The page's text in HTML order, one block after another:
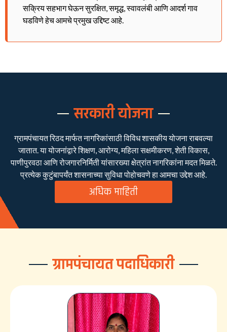
सक्रिय सहभाग घेऊन सुरक्षित, समृद्ध, स्वावलंबी आणि आदर्श गाव
घडविणे हेच आमचे प्रमुख उद्दिष्ट आहे.
सरकारी योजना
ग्रामपंचायत रिठद मार्फत नागरिकांसाठी विविध शासकीय योजना राबवल्या
जातात. या योजनांद्वारे शिक्षण, आरोग्य, महिला सक्षमीकरण, शेती विकास,
पाणीपुरवठा आणि रोजगारनिर्मिती यांसारख्या क्षेत्रांत नागरिकांना मदत मिळते.
प्रत्येक कुटुंबापर्यंत शासनाच्या सुविधा पोहोचवणे हा आमचा उद्देश आहे.
अधिक माहिती
ग्रामपंचायत पदाधिकारी